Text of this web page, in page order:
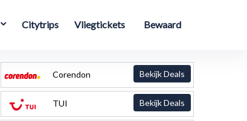
Citytrips Vliegtickets Bewaard
Corendon Bekijk Deals
TUI Bekijk Deals